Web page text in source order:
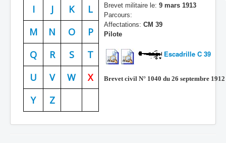
Formation
Doctrines
Batailles
Cahiers des As
I
J K
L
M
N O
P
Q
R S
T
U
V W
X
Y
Z
Brevet militaire le: 9 mars 1913
Parcours:
Affectations: CM 39
Pilote
Escadrille C 39
Brevet civil N° 1040 du 26 septembre 1912